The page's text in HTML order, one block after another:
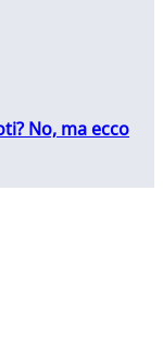
No, ma ecco